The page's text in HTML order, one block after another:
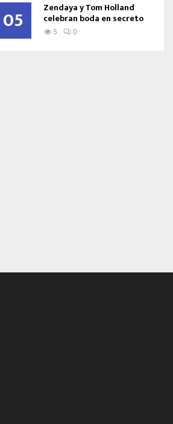
05 Zendaya y Tom Holland
celebran boda en secreto
5 0